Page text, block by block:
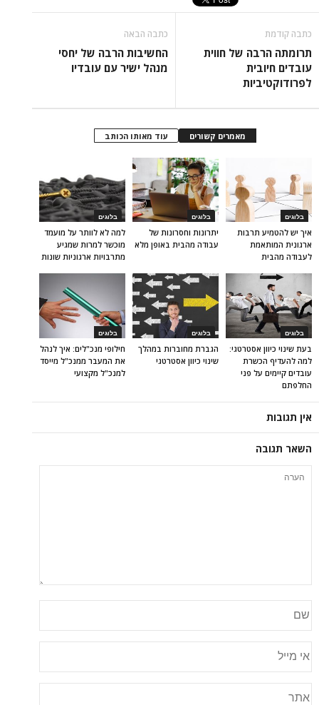
כתבה קודמת
תרומתה הרבה של חווית
עובדים חיובית
לפרודוקטיביות
כתבה הבאה
החשיבות הרבה של יחסי
מנהל ישיר עם עובדיו
מאמרים קשורים עוד מאותו הכותב
בלוגים
למה לא לוותר על מועמד
מוכשר למרות שמגיע
מתרבויות ארגוניות שונות
בלוגים
יתרונות וחסרונות של
עבודה מהבית באופן מלא
בלוגים
איך יש להטמיע תרבות
ארגונית המותאמת
לעבודה מהבית
בלוגים
חילופי מנכ"לים: איך לנהל
את המעבר ממנכ"ל מייסד
למנכ"ל מקצועי
בלוגים
הגברת מחוברות במהלך
שינוי כיוון אסטרטגי
בלוגים
בעת שינוי כיוון אסטרטגי:
למה להעדיף הכשרת
עובדים קיימים על פני
החלפתם
אין תגובות
השאר תגובה